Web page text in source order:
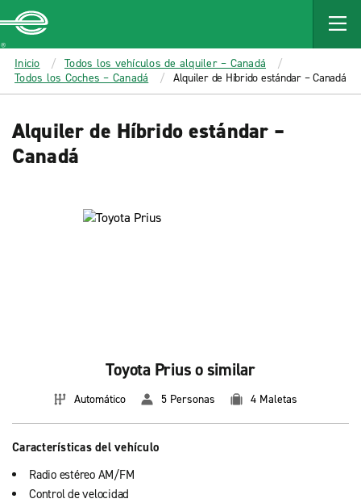
MAIN
CONTENT
Enterprise
Inicio
Todos los vehículos de alquiler – Canadá
Todos los Coches – Canadá
Alquiler de Híbrido estándar – Canadá
Alquiler de Híbrido estándar –
Canadá
Toyota Prius o similar
Automático 5 Personas 4 Maletas
Características del vehículo
Radio estéreo AM/FM
Control de velocidad